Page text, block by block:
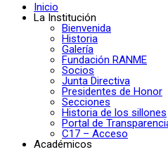
Inicio
La Institución
Bienvenida
Historia
Galería
Fundación RANME
Socios
Junta Directiva
Presidentes de Honor
Secciones
Historia de los sillones
Portal de
C17 – Acceso
Académicos